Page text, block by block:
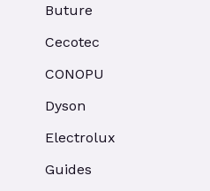
Buture
Cecotec
CONOPU
Dyson
Electrolux
Guides